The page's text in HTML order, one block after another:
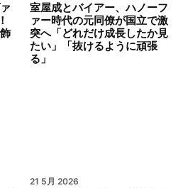
室屋成とバイアー、ハノーフ
ァー時代の元同僚が国立で激
突へ「どれだけ成長したか見
たい」「抜けるように頑張
る」
21 5月 2026